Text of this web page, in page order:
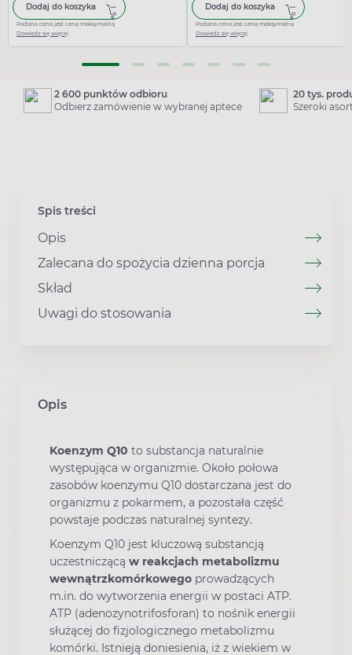
Dodaj do koszyka
Podana cena jest ceną maksymalną
Dowiedz się więcej
Dodaj do koszyka
Podana cena jest ceną maksymalną
Dowiedz się więcej
2 600 punktów odbioru
Odbierz zamówienie w wybranej aptece
20 tys.
Szeroki
Spis treści
Opis
Zalecana do spożycia dzienna porcja
Skład
Uwagi do stosowania
Opis
Koenzym Q10 to substancja naturalnie
występująca w organizmie. Około połowa
zasobów koenzymu Q10 dostarczana jest do
organizmu z pokarmem, a pozostała część
powstaje podczas naturalnej syntezy.
Koenzym Q10 jest kluczową substancją
uczestniczącą w reakcjach metabolizmu
wewnątrzkomórkowego prowadzących
m.in. do wytworzenia energii w postaci ATP.
ATP (adenozynotrifosforan) to nośnik energii
służącej do fizjologicznego metabolizmu
komórki. Istnieją doniesienia, iż z wiekiem w